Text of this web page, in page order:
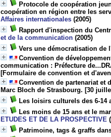
Protocole de coopération
coopération en région entre les
Affaires internationales (2005)
Rapport d'inspection du
et de la communication (2005)
Vers une démocratisation de
Convention de
communication : Préfecture
[Formulaire de convention et
Convention de partenariat et
Marc Bloch de Strasbourg. [30
Les loisirs culturels des 6-14
Les moins de 15 ans et le
ETUDES ET DE LA PROSPECTIVE
Patrimoine, tags & graffs